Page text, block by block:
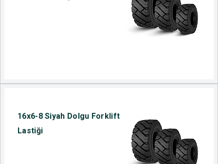
16x6-8 Siyah Dolgu Forklift
Lastiği